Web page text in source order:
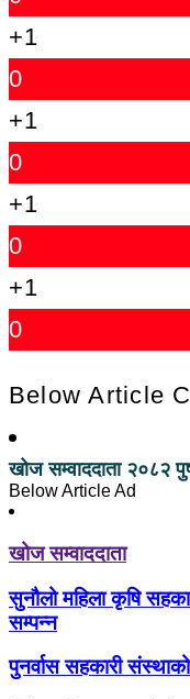
+1
0
+1
0
+1
0
+1
0
Below Article
खोज सम्वाददाता २०८२
Below Article Ad
खोज सम्वाददाता
सुनौलो महिला कृषि
सम्पन्न
पुनर्वास सहकारी